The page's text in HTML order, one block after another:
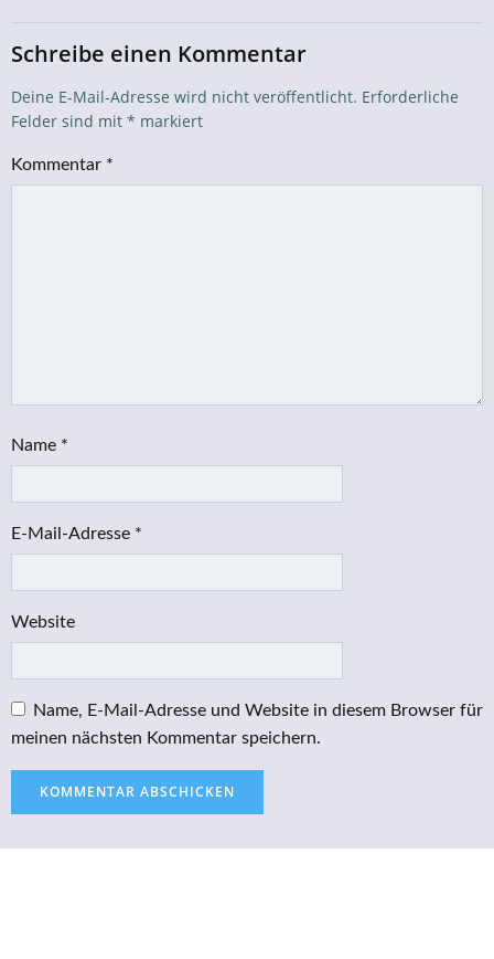
Schreibe einen Kommentar
Deine E-Mail-Adresse wird nicht veröffentlicht. Erforderliche
Felder sind mit * markiert
Kommentar *
Name *
E-Mail-Adresse *
Website
Name, E-Mail-Adresse und Website in diesem Browser für
meinen nächsten Kommentar speichern.